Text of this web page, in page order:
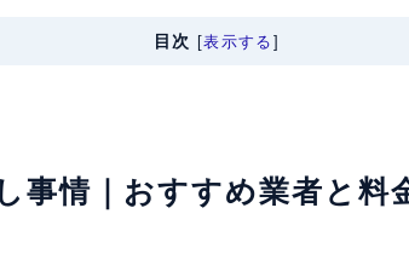
目次 [表示する ]
事情｜おすすめ業者と料